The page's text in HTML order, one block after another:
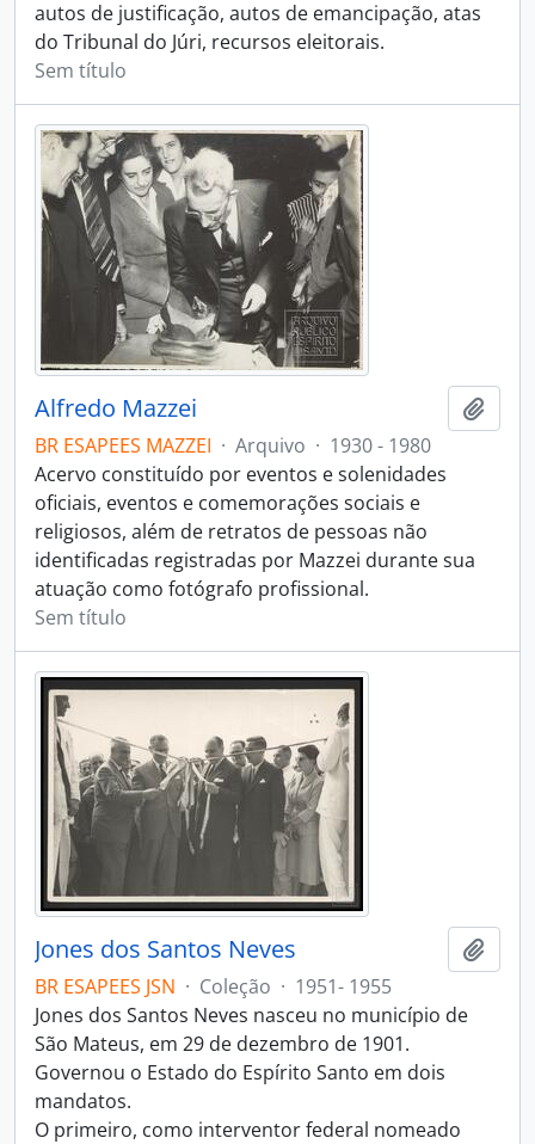
autos de justificação, autos de emancipação, atas
do Tribunal do Júri, recursos eleitorais.
Sem título
Alfredo Mazzei
BR ESAPEES MAZZEI · Arquivo · 1930 - 1980
Acervo constituído por eventos e solenidades
oficiais, eventos e comemorações sociais e
religiosos, além de retratos de pessoas não
identificadas registradas por Mazzei durante sua
atuação como fotógrafo profissional.
Sem título
Jones dos Santos Neves
BR ESAPEES JSN · Coleção · 1951- 1955
Jones dos Santos Neves nasceu no município de
São Mateus, em 29 de dezembro de 1901.
Governou o Estado do Espírito Santo em dois
mandatos.
O primeiro, como interventor federal nomeado